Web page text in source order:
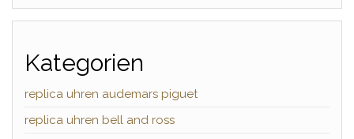
Kategorien
replica uhren audemars piguet
replica uhren bell and ross